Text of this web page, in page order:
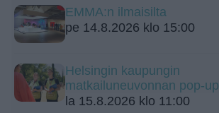
EMMA:n ilmaisilta
pe 14.8.2026 klo 15:00
Helsingin kaupungin
matkailuneuvonnan pop-up
la 15.8.2026 klo 11:00